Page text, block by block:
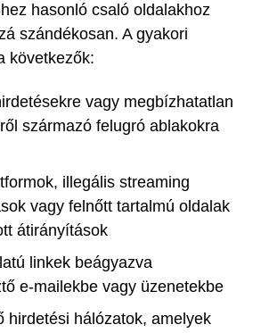
hasonló csaló oldalakhoz
szándékosan. A gyakori
következők:
vagy megbízhatatlan
származó felugró ablakokra
illegális streaming
vagy felnőtt tartalmú oldalak
átirányítások
linkek beágyazva
e-mailekbe vagy üzenetekbe
hirdetési hálózatok, amelyek